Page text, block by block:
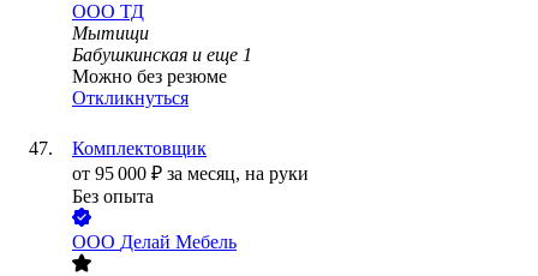
ООО ТД
Мытищи
Бабушкинская и еще 1
Можно без резюме
Откликнуться
Комплектовщик
от 95 000 ₽ за месяц, на руки
Без опыта
ООО Делай Мебель